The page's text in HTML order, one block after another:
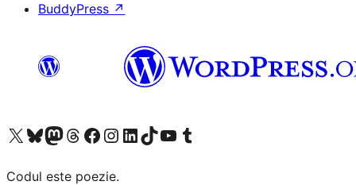
BuddyPress ↗
Mergi la contul nostru X (fost Twitter)
Vizitează contul nostru Bluesky
Vizitează contul nostru Mastodon
Vizitează contul nostru Threads
Vizitează pagina noastră Facebook
Vizitează-ne pe Instagram
Vizitează-ne pe LinkedIn
Vizitează contul nostru TikTok
Vizitează canalul nostru YouTube
Vizitează contul nostru Tumblr
Codul este poezie.